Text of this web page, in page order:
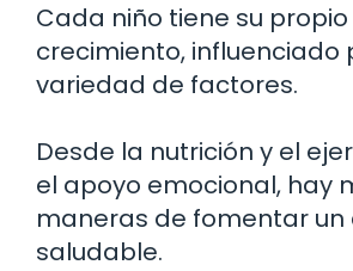
Cada niño tiene su
crecimiento, influenciado
variedad de factores.
Desde la nutrición y el
el apoyo emocional, hay
maneras de fomentar un
saludable.